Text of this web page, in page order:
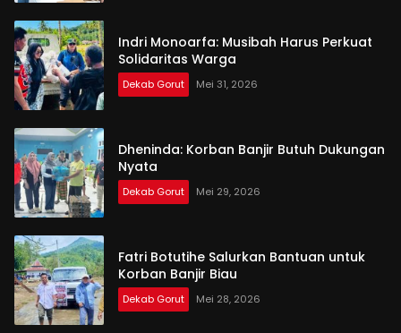
Indri Monoarfa: Musibah Harus Perkuat
Solidaritas Warga
Dekab Gorut Mei 31, 2026
Dheninda: Korban Banjir Butuh Dukungan
Nyata
Dekab Gorut Mei 29, 2026
Fatri Botutihe Salurkan Bantuan untuk
Korban Banjir Biau
Dekab Gorut Mei 28, 2026